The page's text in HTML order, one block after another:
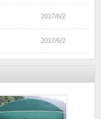
2017/6/2
2017/6/2